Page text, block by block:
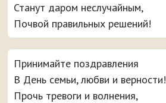
Станут даром неслучайным,
Почвой правильных решений!
Принимайте поздравления
В День семьи, любви и верности!
Прочь тревоги и волнения,